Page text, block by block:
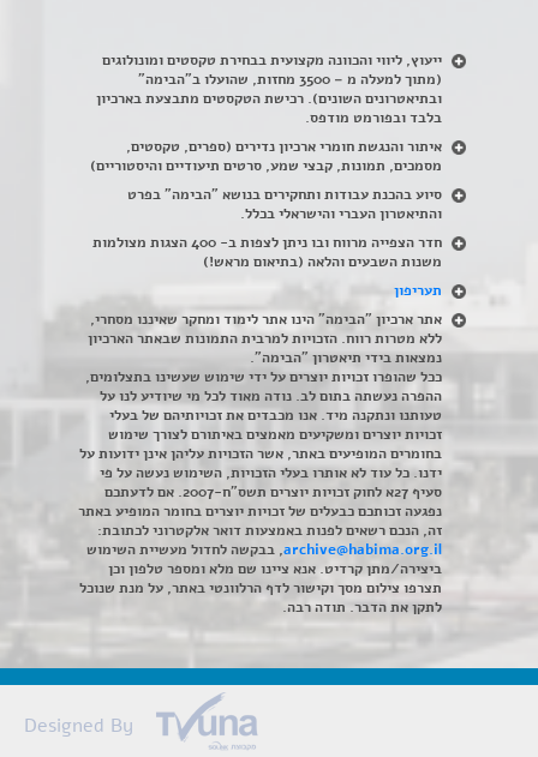
ייעוץ, ליווי והכוונה מקצועית בבחירת טקסטים ומונולוגים
(מתוך למעלה מ – 3500 מחזות, שהועלו ב"הבימה"
ובתיאטרונים השונים). רכישת הטקסטים מתבצעת בארכיון
בלבד ובפורמט מודפס.
איתור והנגשת חומרי ארכיון נדירים (ספרים, טקסטים,
מסמכים, תמונות, קבצי שמע, סרטים תיעודיים והיסטוריים)
סיוע בהכנת עבודות ותחקירים בנושא "הבימה" בפרט
והתיאטרון העברי והישראלי בכלל.
חדר הצפייה מרווח ובו ניתן לצפות ב- 400 הצגות מצולמות
משנות השבעים והלאה (בתיאום מראש!)
תעריפון
אתר ארכיון "הבימה" הינו אתר לימוד ומחקר שאיננו מסחרי,
ללא מטרות רווח. הזכויות למרבית התמונות שבאתר הארכיון
נמצאות בידי תיאטרון "הבימה".
ככל שהופרו זכויות יוצרים על ידי שימוש שעשינו בתצלומים,
ההפרה נעשתה בתום לב. נודה מאוד לכל מי שיודיע לנו על
טעותנו ונתקנה מיד. אנו מכבדים את זכויותיהם של בעלי
זכויות יוצרים ומשקיעים מאמצים באיתורם לצורך שימוש
בחומרים המופיעים באתר, אשר הזכויות עליהן אינן ידועות על
ידנו. כל עוד לא אותרו בעלי הזכויות, השימוש נעשה על פי
סעיף 27א לחוק זכויות יוצרים תשס"ח-2007. אם לדעתכם
נפגעה זכותכם כבעלים של זכויות יוצרים בחומר המופיע באתר
זה, הנכם רשאים לפנות באמצעות דואר אלקטרוני לכתובת:
archive@habima.org.il, בבקשה לחדול מעשיית השימוש
ביצירה/מתן קרדיט. אנא ציינו שם מלא ומספר טלפון וכן
תצרפו צילום מסך וקישור לדף הרלוונטי באתר, על מנת שנוכל
לתקן את הדבר. תודה רבה.
Designed By